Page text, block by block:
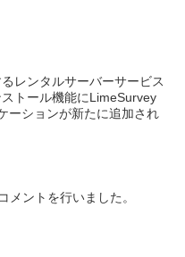
レンタルサーバーサービス
トール機能にLimeSurvey
ーションが新たに追加され
メントを行いました。